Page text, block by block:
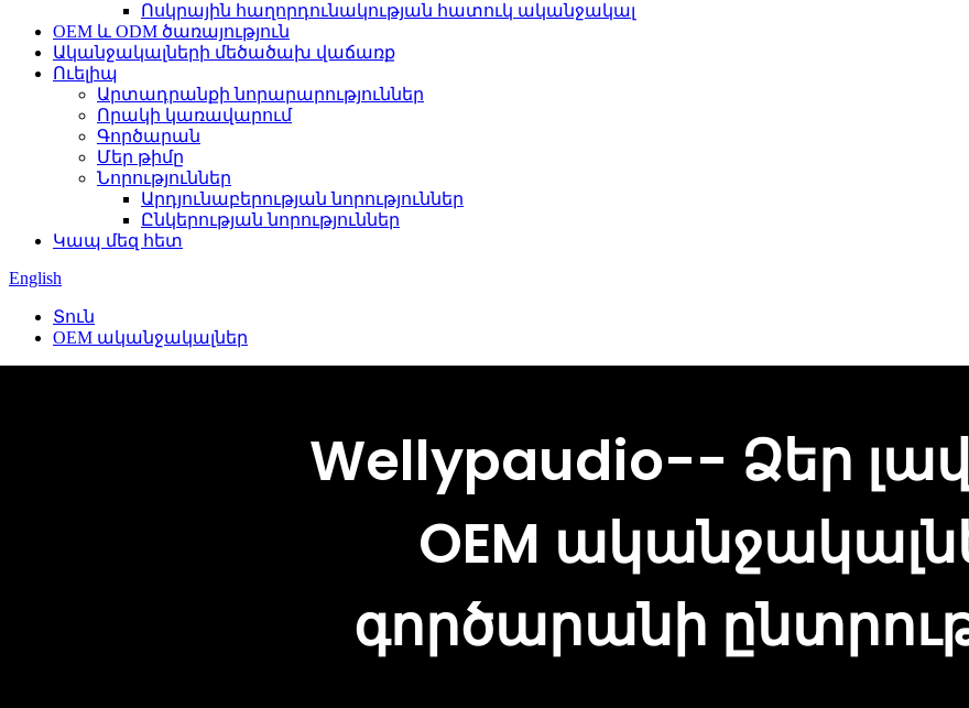
Ոսկրային հաղորդունակության հատուկ ականջակալ
OEM և ODM ծառայություն
Ականջակալների մեծածախ վաճառք
Ուելիպ
Արտադրանքի նորարարություններ
Որակի կառավարում
Գործարան
Մեր թիմը
Նորություններ
Արդյունաբերության նորություններ
Ընկերության նորություններ
Կապ մեզ հետ
English
Տուն
OEM ականջակալներ
Wellypaudio-- Ձեր
OEM
գործարանի